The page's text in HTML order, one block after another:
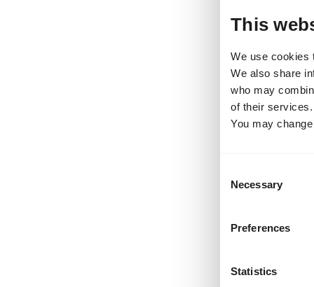
This
We use cookies
We also share
who may
of their
You may
Selection
Necessary
Preferences
Statistics